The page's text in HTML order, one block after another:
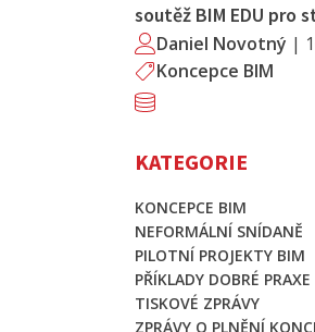
soutěž BIM EDU pro
Daniel Novotný |
Koncepce BIM
KATEGORIE
KONCEPCE BIM
NEFORMÁLNÍ SNÍDANĚ
PILOTNÍ PROJEKTY BIM
PŘÍKLADY DOBRÉ PRAXE
TISKOVÉ ZPRÁVY
ZPRÁVY O PLNĚNÍ